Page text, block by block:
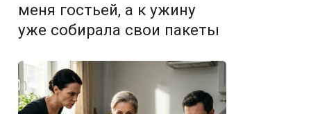
меня гостьей, а к ужину
уже собирала свои пакеты